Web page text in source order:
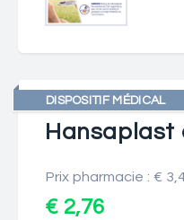
DISPOSITIF MÉDICAL
Hansaplast
Prix pharmacie : €
€ 2,76